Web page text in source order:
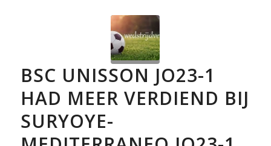
BSC UNISSON JO23-1
HAD MEER VERDIEND BIJ
SURYOYE-